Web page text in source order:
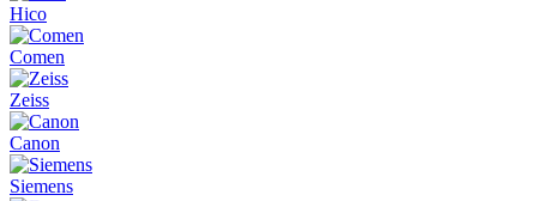
Hico
Comen
Zeiss
Canon
Siemens